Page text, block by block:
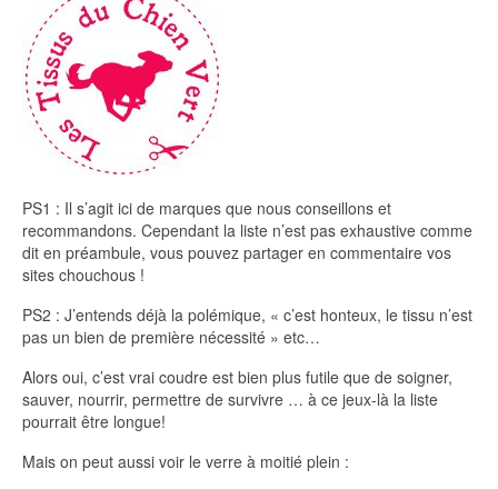
PS1 : Il s’agit ici de marques que nous conseillons et
recommandons. Cependant la liste n’est pas exhaustive comme
dit en préambule, vous pouvez partager en commentaire vos
sites chouchous !
PS2 : J’entends déjà la polémique, « c’est honteux, le tissu n’est
pas un bien de première nécessité » etc…
Alors oui, c’est vrai coudre est bien plus futile que de soigner,
sauver, nourrir, permettre de survivre … à ce jeux-là la liste
pourrait être longue!
Mais on peut aussi voir le verre à moitié plein :